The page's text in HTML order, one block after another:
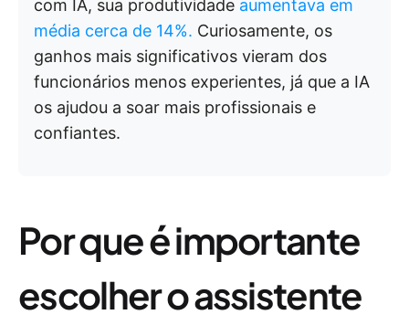
com IA, sua produtividade aumentava em
média cerca de 14%. Curiosamente, os
ganhos mais significativos vieram dos
funcionários menos experientes, já que a IA
os ajudou a soar mais profissionais e
confiantes.
Por que é importante
escolher o assistente